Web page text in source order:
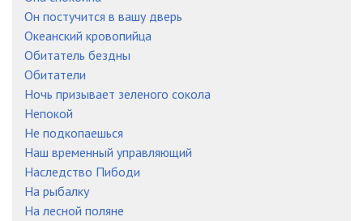
Он постучится в вашу дверь
Океанский кровопийца
Обитатель бездны
Обитатели
Ночь призывает зеленого сокола
Непокой
Не подкопаешься
Наш временный управляющий
Наследство Пибоди
На рыбалку
На лесной поляне